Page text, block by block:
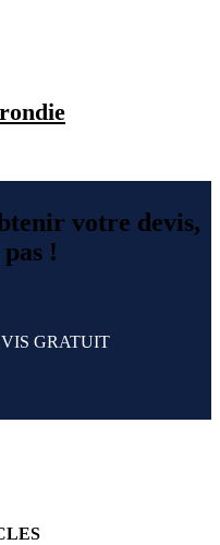
votre devis,
!
GRATUIT